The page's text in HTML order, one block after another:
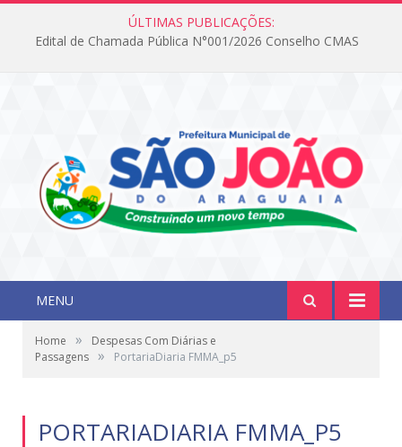
ÚLTIMAS PUBLICAÇÕES:
Edital de Chamada Pública N°001/2026 Conselho CMAS
MENU
Home »
Despesas Com Diárias e
Passagens » PortariaDiaria FMMA_p5
PORTARIADIARIA FMMA_P5